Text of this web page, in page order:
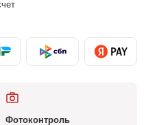
Фотоконтроль